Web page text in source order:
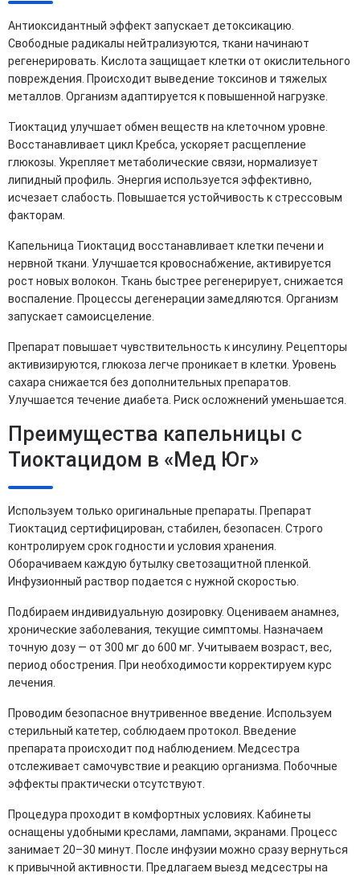
Антиоксидантный эффект запускает детоксикацию.
Свободные радикалы нейтрализуются, ткани начинают
регенерировать. Кислота защищает клетки от окислительного
повреждения. Происходит выведение токсинов и тяжелых
металлов. Организм адаптируется к повышенной нагрузке.
Тиоктацид улучшает обмен веществ на клеточном уровне.
Восстанавливает цикл Кребса, ускоряет расщепление
глюкозы. Укрепляет метаболические связи, нормализует
липидный профиль. Энергия используется эффективно,
исчезает слабость. Повышается устойчивость к стрессовым
факторам.
Капельница Тиоктацид восстанавливает клетки печени и
нервной ткани. Улучшается кровоснабжение, активируется
рост новых волокон. Ткань быстрее регенерирует, снижается
воспаление. Процессы дегенерации замедляются. Организм
запускает самоисцеление.
Препарат повышает чувствительность к инсулину. Рецепторы
активизируются, глюкоза легче проникает в клетки. Уровень
сахара снижается без дополнительных препаратов.
Улучшается течение диабета. Риск осложнений уменьшается.
Преимущества капельницы с
Тиоктацидом в «Мед Юг»
Используем только оригинальные препараты. Препарат
Тиоктацид сертифицирован, стабилен, безопасен. Строго
контролируем срок годности и условия хранения.
Оборачиваем каждую бутылку светозащитной пленкой.
Инфузионный раствор подается с нужной скоростью.
Подбираем индивидуальную дозировку. Оцениваем анамнез,
хронические заболевания, текущие симптомы. Назначаем
точную дозу — от 300 мг до 600 мг. Учитываем возраст, вес,
период обострения. При необходимости корректируем курс
лечения.
Проводим безопасное внутривенное введение. Используем
стерильный катетер, соблюдаем протокол. Введение
препарата происходит под наблюдением. Медсестра
отслеживает самочувствие и реакцию организма. Побочные
эффекты практически отсутствуют.
Процедура проходит в комфортных условиях. Кабинеты
оснащены удобными креслами, лампами, экранами. Процесс
занимает 20–30 минут. После инфузии можно сразу вернуться
к привычной активности. Предлагаем выезд медсестры на